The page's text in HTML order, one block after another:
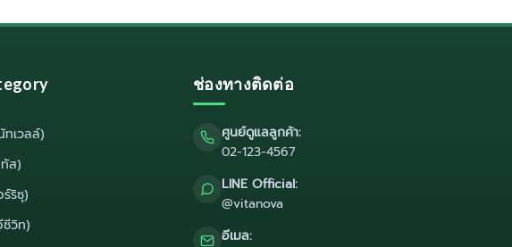
เวลล์)
ส)
ริซุ)
ซีวิท)
ช่องทางติดต่อ
ศูนย์ดูแลลูกค้า:
02-123-4567
LINE Official:
@vitanova
อีเมล: